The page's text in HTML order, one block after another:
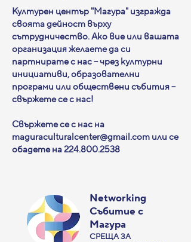
Културен център "Магура" изгражда
своята дейност върху
сътрудничество. Ако вие или вашата
организация желаете да си
партнирате с нас – чрез културни
инициативи, образователни
програми или обществени събития –
свържете се с нас!
Свържете се с нас на
maguraculturalcenter@gmail.com или се
обадете на224.800.2538
Networking
Събитие с
Магура
СРЕЩА ЗА